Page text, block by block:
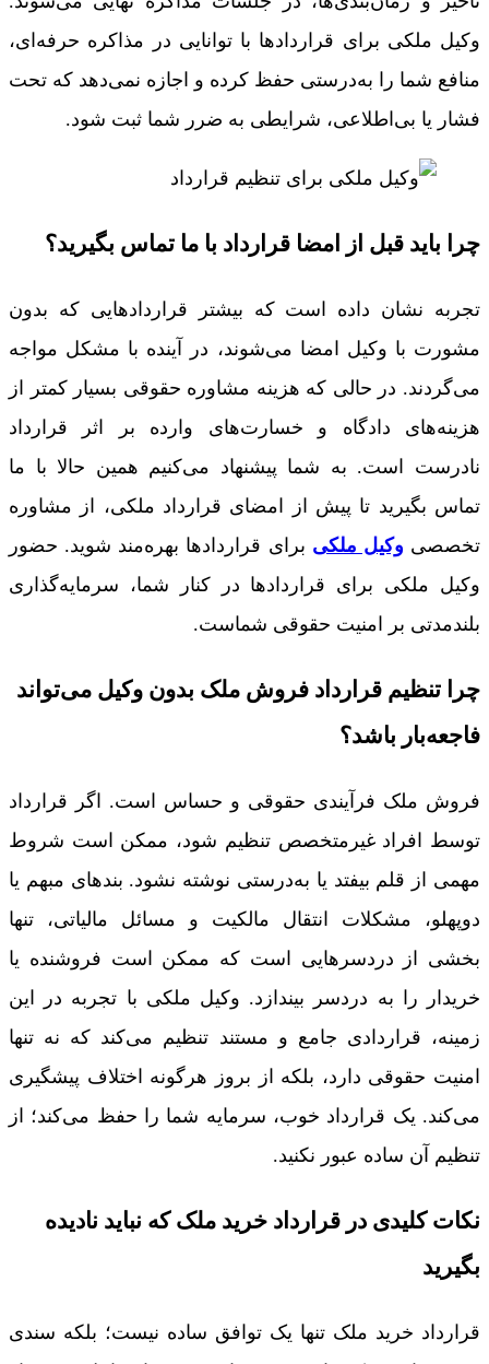
وکیل ملکی برای قراردادها با توانایی در مذاکره حرفه‌ای،
منافع شما را به‌درستی حفظ کرده و اجازه نمی‌دهد که تحت
فشار یا بی‌اطلاعی، شرایطی به ضرر شما ثبت شود.
چرا باید قبل از امضا قرارداد با ما تماس بگیرید؟
تجربه نشان داده است که بیشتر قراردادهایی که بدون
مشورت با وکیل امضا می‌شوند، در آینده با مشکل مواجه
می‌گردند. در حالی که هزینه مشاوره حقوقی بسیار کمتر از
هزینه‌های دادگاه و خسارت‌های وارده بر اثر قرارداد
نادرست است. به شما پیشنهاد می‌کنیم همین حالا با ما
تماس بگیرید تا پیش از امضای قرارداد ملکی، از مشاوره
تخصصی وکیل ملکی برای قراردادها بهره‌مند شوید. حضور
وکیل ملکی برای قراردادها در کنار شما، سرمایه‌گذاری
بلندمدتی بر امنیت حقوقی شماست.
چرا تنظیم قرارداد فروش ملک بدون وکیل می‌تواند
فاجعه‌بار باشد؟
فروش ملک فرآیندی حقوقی و حساس است. اگر قرارداد
توسط افراد غیرمتخصص تنظیم شود، ممکن است شروط
مهمی از قلم بیفتد یا به‌درستی نوشته نشود. بندهای مبهم یا
دوپهلو، مشکلات انتقال مالکیت و مسائل مالیاتی، تنها
بخشی از دردسرهایی است که ممکن است فروشنده یا
خریدار را به دردسر بیندازد. وکیل ملکی با تجربه در این
زمینه، قراردادی جامع و مستند تنظیم می‌کند که نه تنها
امنیت حقوقی دارد، بلکه از بروز هرگونه اختلاف پیشگیری
می‌کند. یک قرارداد خوب، سرمایه شما را حفظ می‌کند؛ از
تنظیم آن ساده عبور نکنید.
نکات کلیدی در قرارداد خرید ملک که نباید نادیده
بگیرید
قرارداد خرید ملک تنها یک توافق ساده نیست؛ بلکه سندی